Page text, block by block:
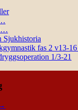
Sjukhistoria
fas 2 v13-
1/3-21